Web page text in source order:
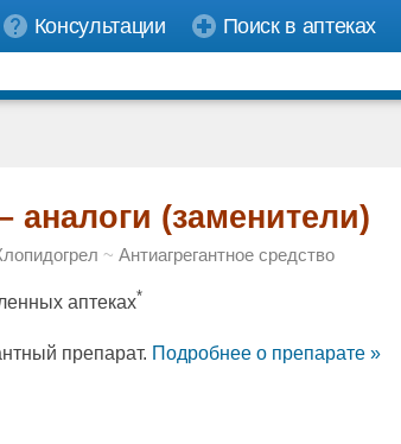
Консультации Поиск в аптеках
аналоги (заменители)
~Антиагрегантное средство
аптеках*
препарат. Подробнee о препарате »